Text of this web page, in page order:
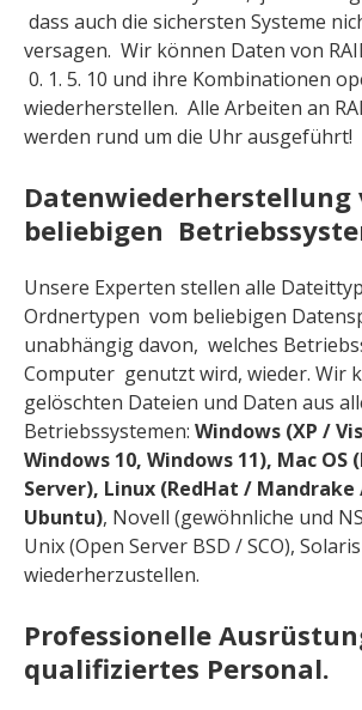
dass auch die sichersten Systeme
versagen. Wir können Daten von
0. 1. 5. 10 und ihre Kombinationen
wiederherstellen. Alle Arbeiten an
werden rund um die Uhr ausgeführt!
Datenwiederherstellung
beliebigen
Unsere Experten stellen alle
Ordnertypen vom beliebigen
unabhängig davon, welches
Computer genutzt wird, wieder. Wir
gelöschten Dateien und Daten aus
Betriebssystemen: Windows (XP /
Windows 10, Windows 11), Mac OS
Server), Linux (RedHat /
Ubuntu), Novell (gewöhnliche und
Unix (Open Server BSD / SCO), Solaris
wiederherzustellen.
Professionelle
qualifiziertes Personal.